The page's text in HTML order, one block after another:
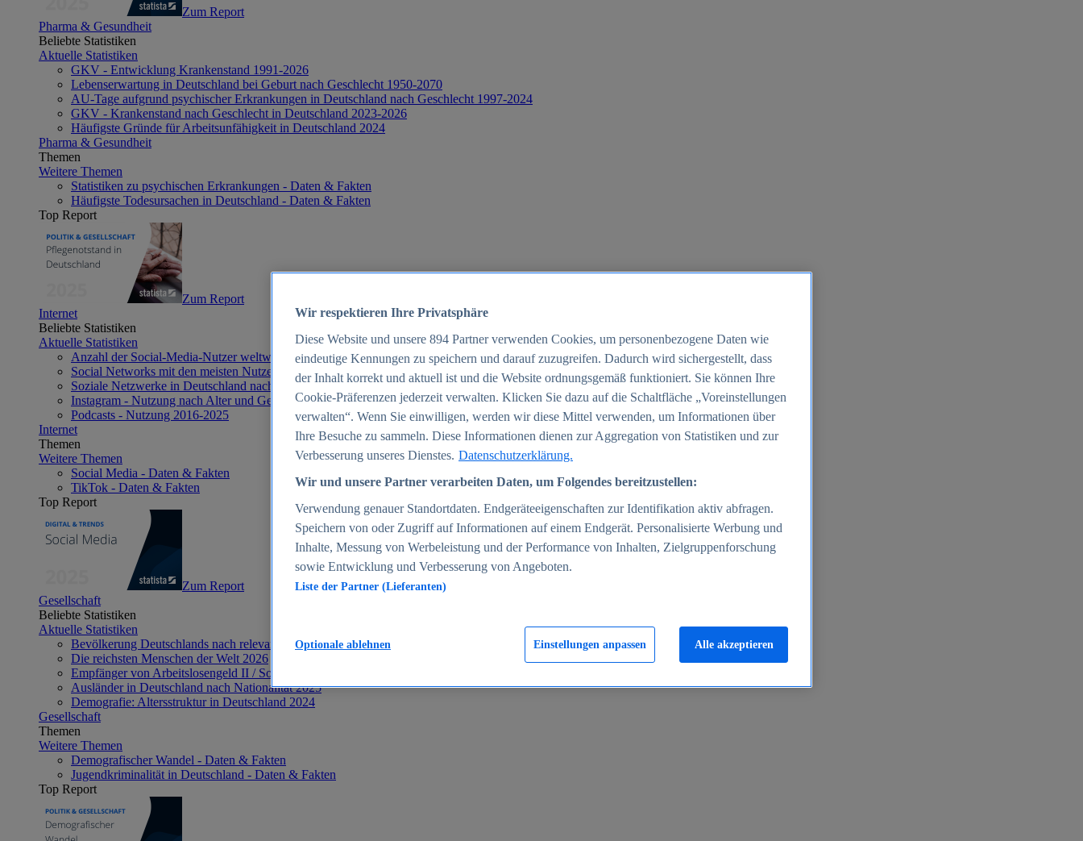
Zum Report
Pharma & Gesundheit
Beliebte Statistiken
Aktuelle Statistiken
GKV - Entwicklung Krankenstand 1991-2026
Lebenserwartung in Deutschland bei Geburt nach Geschlecht 1950-2070
AU-Tage aufgrund psychischer Erkrankungen in Deutschland nach Geschlecht 1997-2024
GKV - Krankenstand nach Geschlecht in Deutschland 2023-2026
Häufigste Gründe für Arbeitsunfähigkeit in Deutschland 2024
Pharma & Gesundheit
Themen
Weitere Themen
Statistiken zu psychischen Erkrankungen - Daten & Fakten
Häufigste Todesursachen in Deutschland - Daten & Fakten
Top Report
Zum Report
Internet
Beliebte Statistiken
Aktuelle Statistiken
Anzahl der Social-Media-Nutzer weltweit 2012-2025
Social Networks mit den meisten Nutzern weltweit 2025
Soziale Netzwerke in Deutschland nach Generationen 2025
Instagram - Nutzung nach Alter und Geschlecht in Deutschland 2025
Podcasts - Nutzung 2016-2025
Internet
Themen
Weitere Themen
Social Media - Daten & Fakten
TikTok - Daten & Fakten
Top Report
Zum Report
Gesellschaft
Beliebte Statistiken
Aktuelle Statistiken
Bevölkerung Deutschlands nach relevanten Altersgruppen 2024
Die reichsten Menschen der Welt 2026
Empfänger von Arbeitslosengeld II / Sozialgeld / Bürgergeld in Deutschland 2005-2025
Ausländer in Deutschland nach Nationalität 2025
Demografie: Altersstruktur in Deutschland 2024
Gesellschaft
Themen
Weitere Themen
Demografischer Wandel - Daten & Fakten
Jugendkriminalität in Deutschland - Daten & Fakten
Top Report
Wir respektieren Ihre Privatsphäre
Diese Website und unsere 894 Partner verwenden Cookies, um personenbezogene Daten wie
eindeutige Kennungen zu speichern und darauf zuzugreifen. Dadurch wird sichergestellt, dass
der Inhalt korrekt und aktuell ist und die Website ordnungsgemäß funktioniert. Sie können Ihre
Cookie-Präferenzen jederzeit verwalten. Klicken Sie dazu auf die Schaltfläche „Voreinstellungen
verwalten“. Wenn Sie einwilligen, werden wir diese Mittel verwenden, um Informationen über
Ihre Besuche zu sammeln. Diese Informationen dienen zur Aggregation von Statistiken und zur
Verbesserung unseres Dienstes. Datenschutzerklärung.
Wir und unsere Partner verarbeiten Daten, um Folgendes bereitzustellen:
Verwendung genauer Standortdaten. Endgeräteeigenschaften zur Identifikation aktiv abfragen.
Speichern von oder Zugriff auf Informationen auf einem Endgerät. Personalisierte Werbung und
Inhalte, Messung von Werbeleistung und der Performance von Inhalten, Zielgruppenforschung
sowie Entwicklung und Verbesserung von Angeboten.
Liste der Partner (Lieferanten)
Einstellungen anpassen
Optionale ablehnen Alle akzeptieren